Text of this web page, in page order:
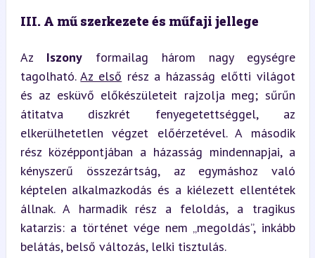
III. A mű szerkezete és műfaji jellege
Az Iszony formailag három nagy egységre
tagolható. Az első rész a házasság előtti világot
és az esküvő előkészületeit rajzolja meg; sűrűn
átitatva diszkrét fenyegetettséggel, az
elkerülhetetlen végzet előérzetével. A második
rész középpontjában a házasság mindennapjai, a
kényszerű összezártság, az egymáshoz való
képtelen alkalmazkodás és a kiélezett ellentétek
állnak. A harmadik rész a feloldás, a tragikus
katarzis: a történet vége nem „megoldás”, inkább
belátás, belső változás, lelki tisztulás.